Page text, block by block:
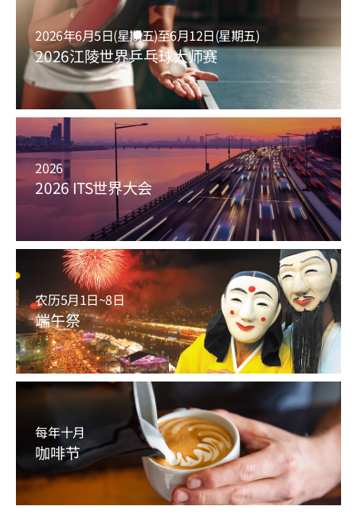
2026年6月5日(星期五)至6月12日(星期五)
2026江陵世界乒乓球大师赛
2026
2026 ITS世界大会
农历5月1日~8日
端午祭
每年十月
咖啡节